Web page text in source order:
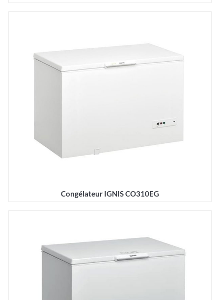
Congélateur IGNIS CO310EG